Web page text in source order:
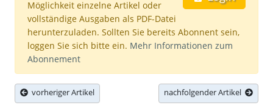
Möglichkeit einzelne Artikel oder
vollständige Ausgaben als PDF-Datei
herunterzuladen. Sollten Sie bereits Abonnent sein,
loggen Sie sich bitte ein. Mehr Informationen zum
Abonnement
vorheriger Artikel nachfolgender Artikel